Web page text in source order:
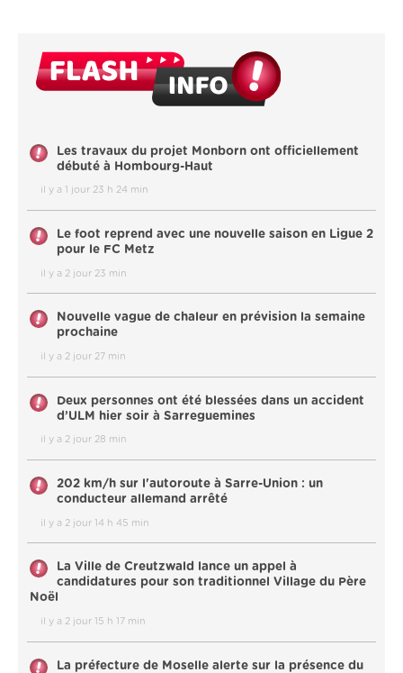
Les travaux du projet Monborn ont officiellement
débuté à Hombourg-Haut
il y a 1 jour 23 h 24 min
Le foot reprend avec une nouvelle saison en Ligue 2
pour le FC Metz
il y a 2 jour 23 min
Nouvelle vague de chaleur en prévision la semaine
prochaine
il y a 2 jour 27 min
Deux personnes ont été blessées dans un accident
d’ULM hier soir à Sarreguemines
il y a 2 jour 28 min
202 km/h sur l'autoroute à Sarre-Union : un
conducteur allemand arrêté
il y a 2 jour 14 h 45 min
La Ville de Creutzwald lance un appel à
candidatures pour son traditionnel Village du Père
Noël
il y a 2 jour 15 h 17 min
La préfecture de Moselle alerte sur la présence du